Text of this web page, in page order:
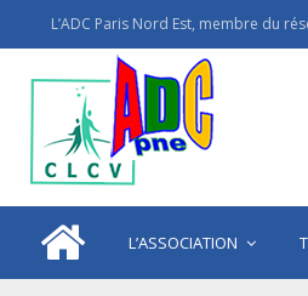
L’ADC Paris Nord Est, membre du
L’ASSOCIATION